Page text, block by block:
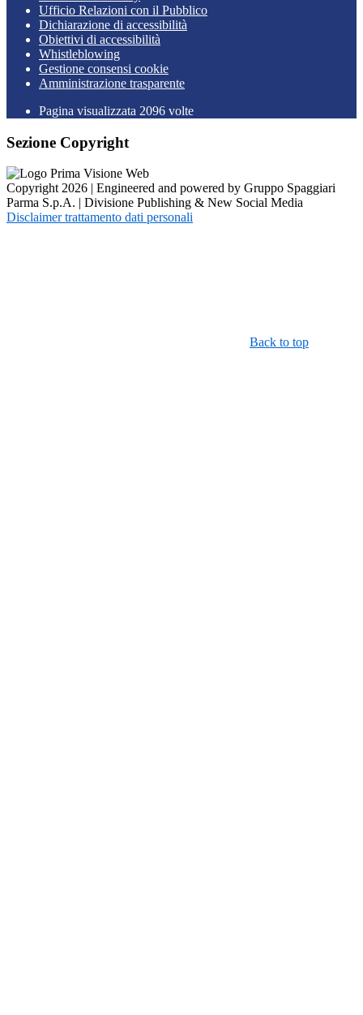
Ufficio Relazioni con il Pubblico
Dichiarazione di accessibilità
Obiettivi di accessibilità
Whistleblowing
Gestione consensi cookie
Amministrazione trasparente
Pagina visualizzata 2096 volte
Sezione Copyright
Copyright 2026 | Engineered and powered by Gruppo Spaggiari
Parma S.p.A. | Divisione Publishing & New Social Media
Disclaimer trattamento dati personali
Back to top